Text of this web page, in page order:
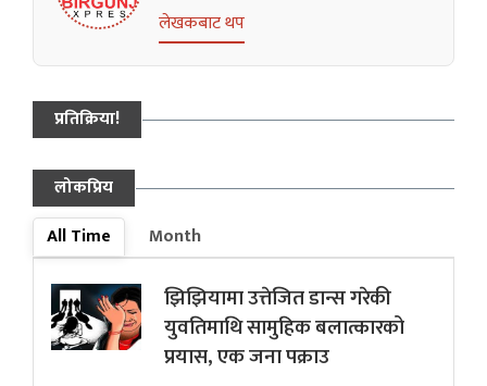
लेखकबाट थप
प्रतिक्रिया!
लोकप्रिय
All Time
Month
झिझियामा उत्तेजित डान्स गरेकी
युवतिमाथि सामुहिक बलात्कारको
प्रयास, एक जना पक्राउ